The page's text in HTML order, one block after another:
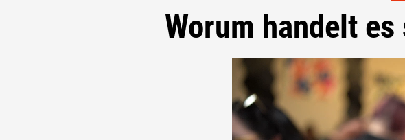
Worum handelt